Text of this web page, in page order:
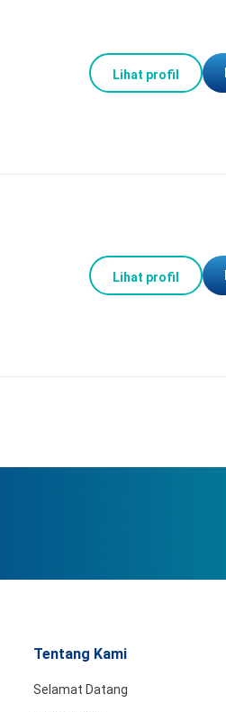
Lihat profil
Lihat profil
Tentang Kami
Selamat Datang